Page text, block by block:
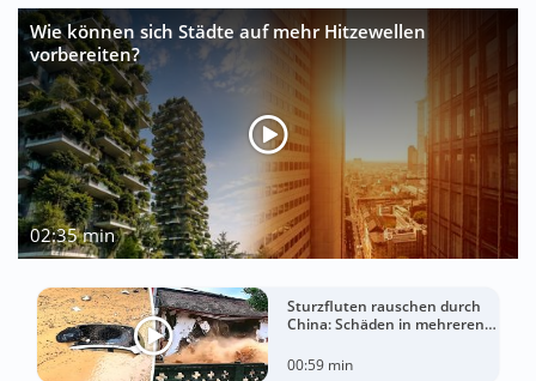
Wie können sich Städte auf mehr Hitzewellen
vorbereiten?
02:35 min
Sturzfluten rauschen durch
China: Schäden in mehreren
00:59 min